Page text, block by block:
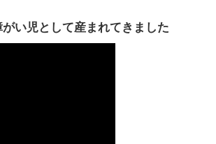
い児として産まれてきました